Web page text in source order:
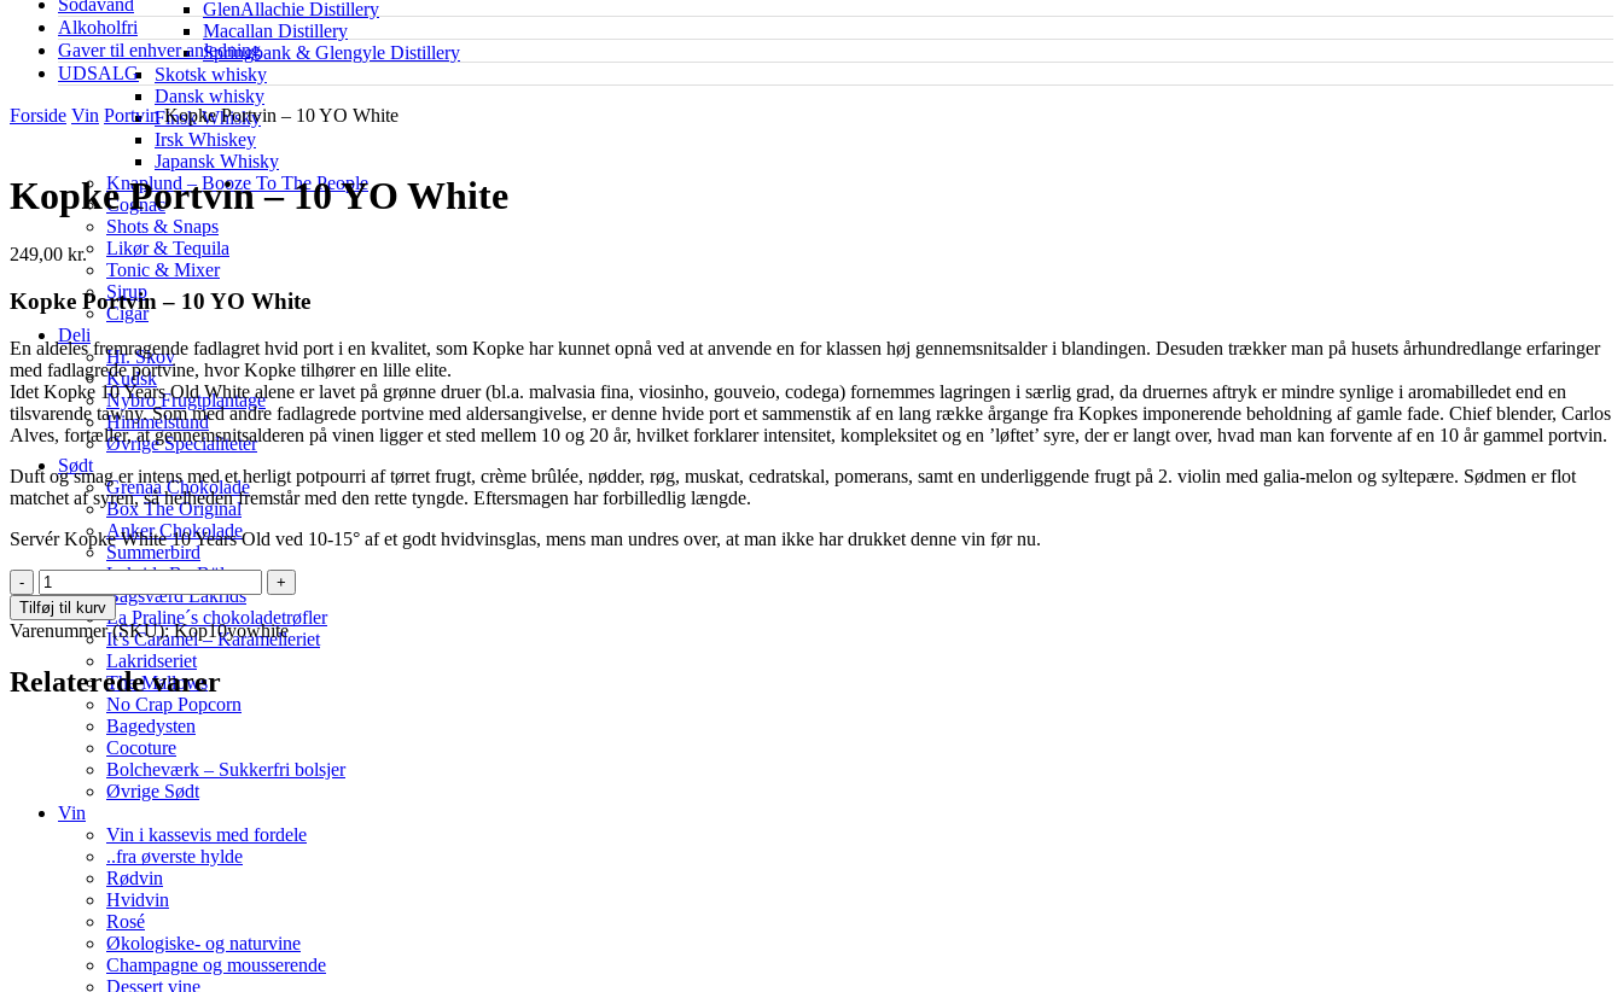
GlenAllachie Distillery
Macallan Distillery
Springbank & Glengyle Distillery
Skotsk whisky
Dansk whisky
Finsk Whisky
Irsk Whiskey
Japansk Whisky
Knaplund – Booze To The People
Cognac
Shots & Snaps
Likør & Tequila
Tonic & Mixer
Sirup
Cigar
Deli
Hr. Skov
Kudsk
Nybro Frugtplantage
Himmelstund
Øvrige Specialiteter
Sødt
Grenaa Chokolade
Box The Original
Anker Chokolade
Summerbird
Lakrids By Bülow
Bagsværd Lakrids
La Praline´s chokoladetrøfler
It’s Caramel – Karamelleriet
Lakridseriet
The Mallows
No Crap Popcorn
Bagedysten
Cocoture
Bolcheværk – Sukkerfri bolsjer
Øvrige Sødt
Vin
Vin i kassevis med fordele
..fra øverste hylde
Rødvin
Hvidvin
Rosé
Økologiske- og naturvine
Champagne og mousserende
Dessert vine
Alkoholfri
Gaver til enhver anledning
UDSALG
Forside Vin Portvin Kopke Portvin – 10 YO White
Kopke Portvin – 10 YO White
249,00 kr.
Kopke Portvin – 10 YO White
En aldeles fremragende fadlagret hvid port i en kvalitet, som Kopke har kunnet opnå ved at anvende en for klassen høj gennemsnitsalder i blandingen. Desuden trækker man på husets århundredlange erfaringer
med fadlagrede portvine, hvor Kopke tilhører en lille elite.
Idet Kopke 10 Years Old White alene er lavet på grønne druer (bl.a. malvasia fina, viosinho, gouveio, codega) fornemmes lagringen i særlig grad, da druernes aftryk er mindre synlige i aromabilledet end en
tilsvarende tawny. Som med andre fadlagrede portvine med aldersangivelse, er denne hvide port et sammenstik af en lang række årgange fra Kopkes imponerende beholdning af gamle fade. Chief blender, Carlos
Alves, fortæller, at gennemsnitsalderen på vinen ligger et sted mellem 10 og 20 år, hvilket forklarer intensitet, kompleksitet og en ’løftet’ syre, der er langt over, hvad man kan forvente af en 10 år gammel portvin.
Duft og smag er intens med et herligt potpourri af tørret frugt, crème brûlée, nødder, røg, muskat, cedratskal, pomerans, samt en underliggende frugt på 2. violin med galia-melon og syltepære. Sødmen er flot
matchet af syren, så helheden fremstår med den rette tyngde. Eftersmagen har forbilledlig længde.
Servér Kopke White 10 Years Old ved 10-15° af et godt hvidvinsglas, mens man undres over, at man ikke har drukket denne vin før nu.
Kopke
Portvin
-
10
White
Tilføj til kurv
Varenummer (SKU):Kop10yowhite
Relaterede varer